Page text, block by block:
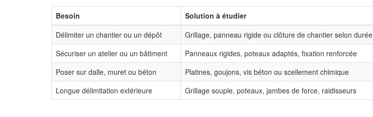
Besoin Solution à étudier
Délimiter un chantier ou un dépôt
Grillage, panneau rigide ou clôture de chantier selon durée
Sécuriser un atelier ou un bâtiment
Panneaux rigides, poteaux adaptés, fixation renforcée
Poser sur dalle, muret ou béton
Platines, goujons, vis béton ou scellement chimique
Longue délimitation extérieure
Grillage souple, poteaux, jambes de force, raidisseurs